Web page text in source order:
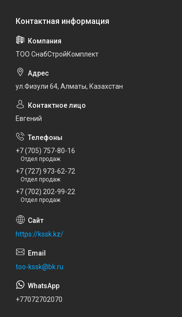
ТОО СнабСтройКомплект
ул.Физули 64, Алматы, Казахстан
Евгений
+7 (705) 757-80-16
Отдел продаж
+7 (727) 973-62-72
Отдел продаж
+7 (702) 202-99-22
Отдел продаж
https://kssk.kz/
too-kssk@bk.ru
+77072702070